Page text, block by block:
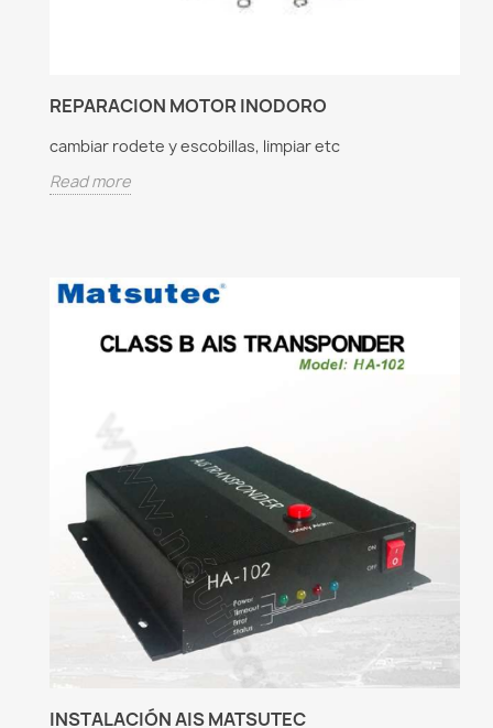
REPARACION MOTOR INODORO
cambiar rodete y escobillas, limpiar etc
Read more
INSTALACIÓN AIS MATSUTEC